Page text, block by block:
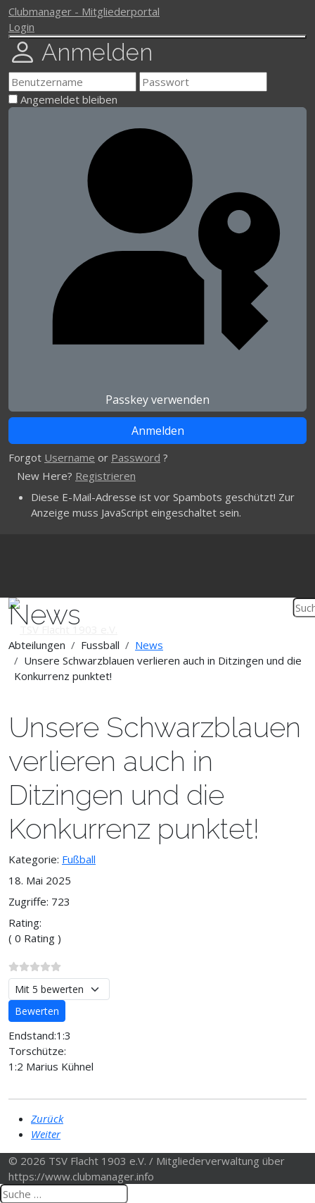
Clubmanager - Mitgliederportal
Login
Anmelden
Angemeldet bleiben
Passkey verwenden
Forgot Username or Password ?
New Here? Registrieren
Diese E-Mail-Adresse ist vor Spambots geschützt! Zur
Anzeige muss JavaScript eingeschaltet sein.
News
Abteilungen Fussball
News
Unsere Schwarzblauen verlieren auch in Ditzingen und die
Konkurrenz punktet!
Unsere Schwarzblauen
verlieren auch in
Ditzingen und die
Konkurrenz punktet!
Kategorie: Fußball
18. Mai 2025
Zugriffe: 723
Rating:
( 0 Rating )
Bitte bewerten
Endstand:1:3
Torschütze:
1:2 Marius Kühnel
Zurück
Weiter
© 2026 TSV Flacht 1903 e.V. / Mitgliederverwaltung über
https://www.clubmanager.info